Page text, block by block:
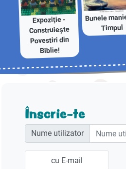
Expoziţie -
Construieşte
Povestiri din
Biblie!
Bunele
Timpul
Înscrie-te
Nume utilizator
cu E-mail